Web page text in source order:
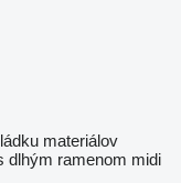
materiálov
dlhým ramenom midi